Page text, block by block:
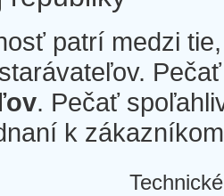
patrí medzi
. Pečať
k